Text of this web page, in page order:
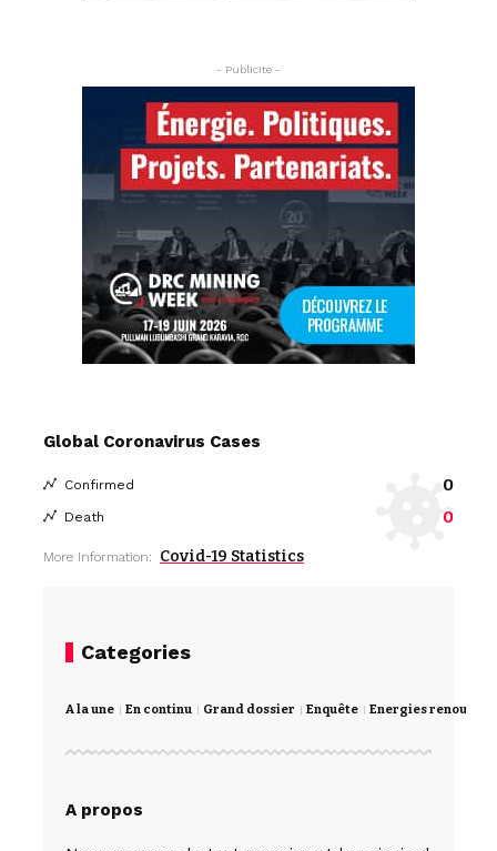
- Publicite -
Global Coronavirus Cases
Confirmed 0
Death 0
More Information: Covid-19 Statistics
Categories
A la une En continu Grand dossier Enquête Energies
A propos